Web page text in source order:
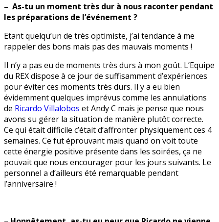
– As-tu un moment très dur à nous raconter pendant
les préparations de l’événement ?
Etant quelqu’un de très optimiste, j’ai tendance à me
rappeler des bons mais pas des mauvais moments !
Il n’y a pas eu de moments très durs à mon goût. L’Equipe
du REX dispose à ce jour de suffisamment d’expériences
pour éviter ces moments très durs. Il y a eu bien
évidemment quelques imprévus comme les annulations
de Ricardo Villalobos et Andy C mais je pense que nous
avons su gérer la situation de manière plutôt correcte.
Ce qui était difficile c’était d’affronter physiquement ces 4
semaines. Ce fut éprouvant mais quand on voit toute
cette énergie positive présente dans les soirées, ça ne
pouvait que nous encourager pour les jours suivants. Le
personnel a d’ailleurs été remarquable pendant
l’anniversaire !